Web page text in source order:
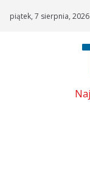
piątek, 7 sierpnia, 2026